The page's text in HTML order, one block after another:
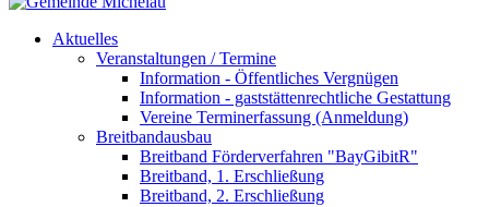
Aktuelles
Veranstaltungen / Termine
Information - Öffentliches Vergnügen
Information - gaststättenrechtliche Gestattung
Vereine Terminerfassung (Anmeldung)
Breitbandausbau
Breitband Förderverfahren "BayGibitR"
Breitband, 1. Erschließung
Breitband, 2. Erschließung